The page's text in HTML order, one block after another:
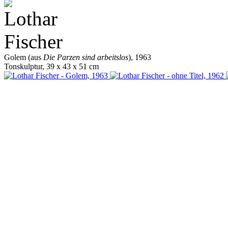
Golem (aus Die Parzen sind arbeitslos), 1963
Tonskulptur, 39 x 43 x 51 cm